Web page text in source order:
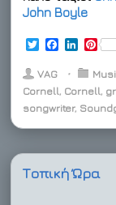
John Boyle
T
i
t
e
F
b
o
L
n
e
d
P
n
t
e
r
VAG ⋅
Cornell, Cornell,
songwriter,
Τοπική Ώρα